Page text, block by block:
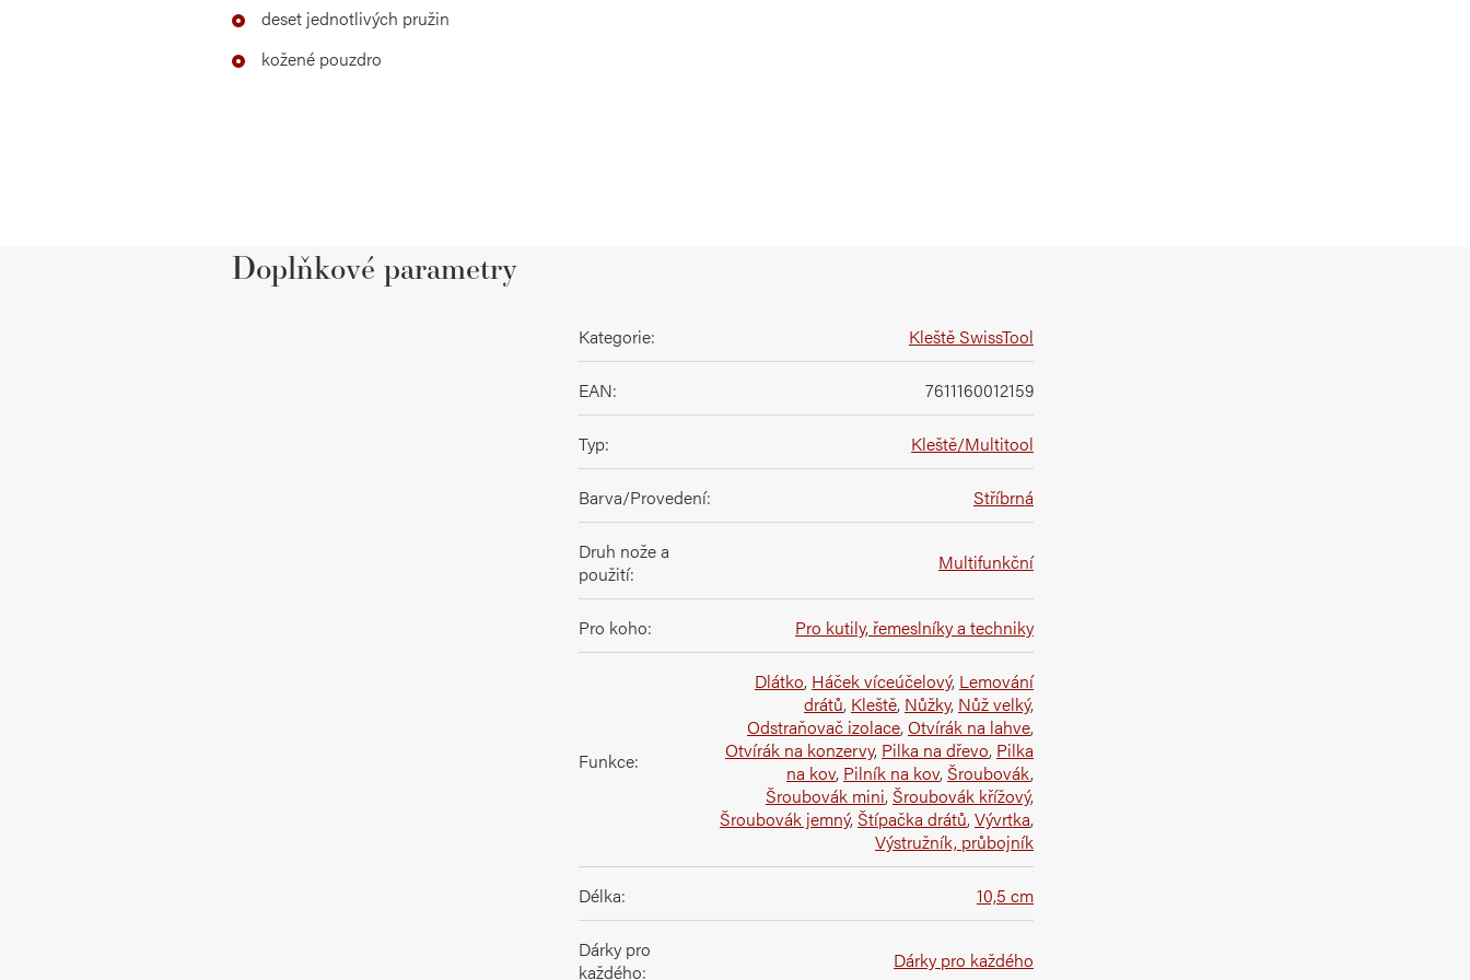
deset jednotlivých pružin
kožené pouzdro
Doplňkové parametry
Kategorie: Kleště SwissTool
EAN: 7611160012159
Typ: Kleště/Multitool
Barva/Provedení: Stříbrná
Druh nože a
použití: Multifunkční
Pro koho: Pro kutily, řemeslníky a techniky
Funkce:
Dlátko, Háček víceúčelový, Lemování
drátů, Kleště, Nůžky, Nůž velký,
Odstraňovač izolace,Otvírák na lahve,
Otvírák na konzervy, Pilka na dřevo, Pilka
na kov, Pilník na kov, Šroubovák,
Šroubovák mini, Šroubovák křížový,
Šroubovák jemný, Štípačka drátů,Vývrtka,
Výstružník, průbojník
Délka: 10,5 cm
Dárky pro
každého: Dárky pro každého